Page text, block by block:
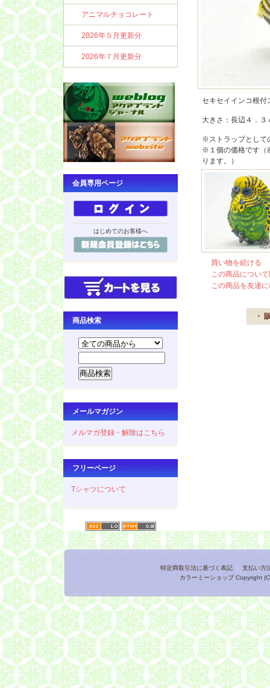
アニマルチョコレート
2026年５月更新分
2026年７月更新分
会員専用ページ
はじめてのお客様へ
商品検索
メールマガジン
メルマガ登録・解除はこちら
フリーページ
Tシャツについて
セキセイインコ根付
大きさ：長辺４．３
※ストラップとして
※１個の価格です（
ります。）
買い物を続ける
この商品につい
この商品を友達
・
特定商取引法に基づく表記
支払い方
カラーミーショップCopyright